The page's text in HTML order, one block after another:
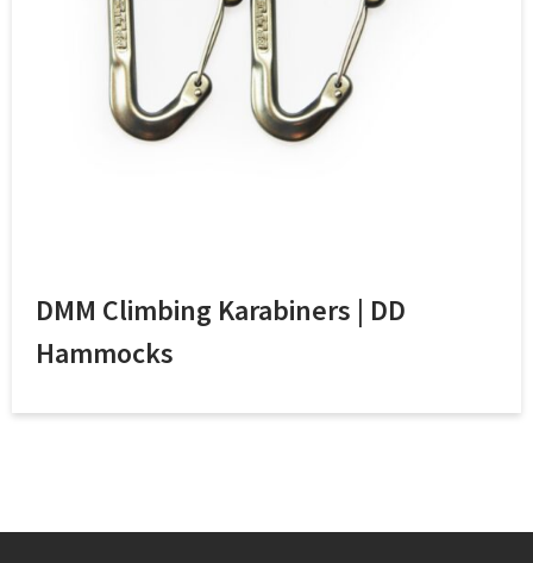
DMM Climbing Karabiners | DD
Hammocks